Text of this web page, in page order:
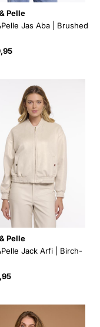
Pelle
Jas Aba | Brushed
Pelle
Jack Arfi | Birch-